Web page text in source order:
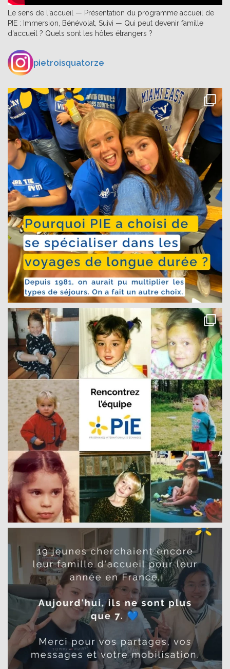
Le sens de l'accueil — Présentation du programme accueil de
PIE : Immersion, Bénévolat, Suivi — Qui peut devenir famille
d'accueil ? Quels sont les hôtes étrangers ?
pietroisquatorze